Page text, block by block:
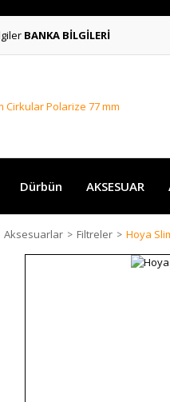
BANKA BİLGİLERİ
Dürbün AKSESUAR
Aksesuarlar Filtreler Hoya